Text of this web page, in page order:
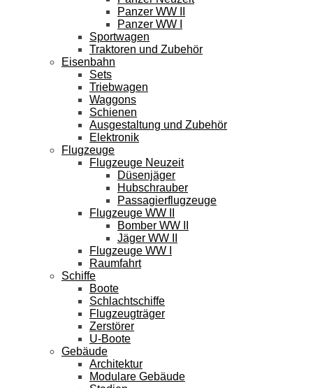
Panzer WW II
Panzer WW I
Sportwagen
Traktoren und Zubehör
Eisenbahn
Sets
Triebwagen
Waggons
Schienen
Ausgestaltung und Zubehör
Elektronik
Flugzeuge
Flugzeuge Neuzeit
Düsenjäger
Hubschrauber
Passagierflugzeuge
Flugzeuge WW II
Bomber WW II
Jäger WW II
Flugzeuge WW I
Raumfahrt
Schiffe
Boote
Schlachtschiffe
Flugzeugträger
Zerstörer
U-Boote
Gebäude
Architektur
Modulare Gebäude